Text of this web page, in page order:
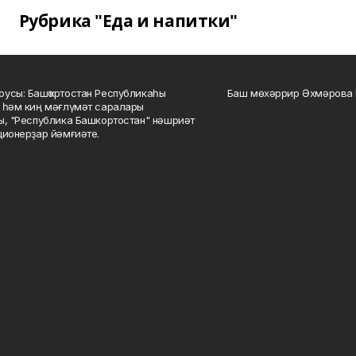
Рубрика "Еда и напитки"
Башҡортостан Республикаһы
һәм киң мәғлүмәт саралары
"Республика Башкортостан" нәшриәт
йәмғиәте.
Баш мөхәррир Әхмәрова